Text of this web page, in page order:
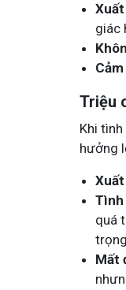
giác
Triệu
Khi
hưởng
Tình
quá
Mất
Tham gia